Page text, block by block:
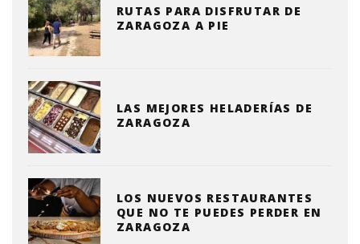
RUTAS PARA DISFRUTAR DE
ZARAGOZA A PIE
LAS MEJORES HELADERÍAS DE
ZARAGOZA
LOS NUEVOS RESTAURANTES
QUE NO TE PUEDES PERDER EN
ZARAGOZA